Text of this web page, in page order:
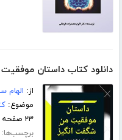
دانلود کتاب داستان
از: الهام
موضوع:
۲۳ صفحه